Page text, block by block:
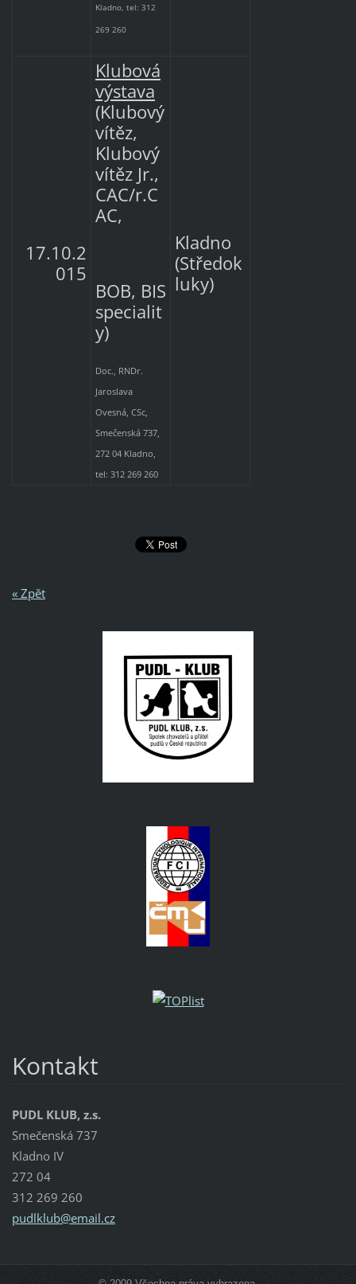
Kladno, tel: 312
269 260
17.10.2
015
Klubová
výstava
(Klubový
vítěz,
Klubový
vítěz Jr.,
CAC/r.C
AC,
BOB, BIS
specialit
y)
Doc., RNDr.
Jaroslava
Ovesná, CSc,
Smečenská 737,
272 04 Kladno,
tel: 312 269 260
Kladno
(Středok
luky)
« Zpět
Kontakt
PUDL KLUB, z.s.
Smečenská 737
Kladno IV
272 04
312 269 260
pudlklub@email.cz